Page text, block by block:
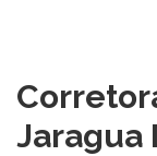
Jaragua